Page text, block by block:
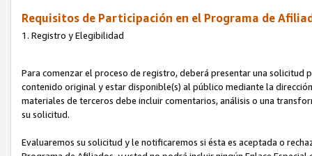
Requisitos de Participación en el Programa de
1. Registro y Elegibilidad
Para comenzar el proceso de registro, deberá presentar una solicitud
contenido original y estar disponible(s) al público mediante la
materiales de terceros debe incluir comentarios, análisis o una
su solicitud.
Evaluaremos su solicitud y le notificaremos si ésta es aceptada o